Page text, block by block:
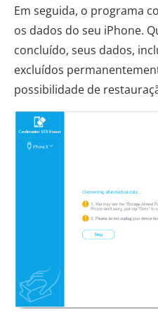
Em seguida, o programa
os dados do seu iPhone.
concluído, seus dados,
excluídos
possibilidade de